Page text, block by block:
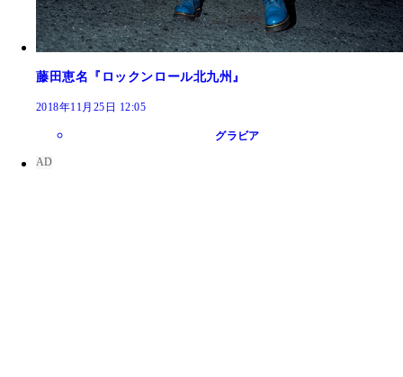
藤田恵名『ロックンロール北九州』
2018年11月25日 12:05
グラビア